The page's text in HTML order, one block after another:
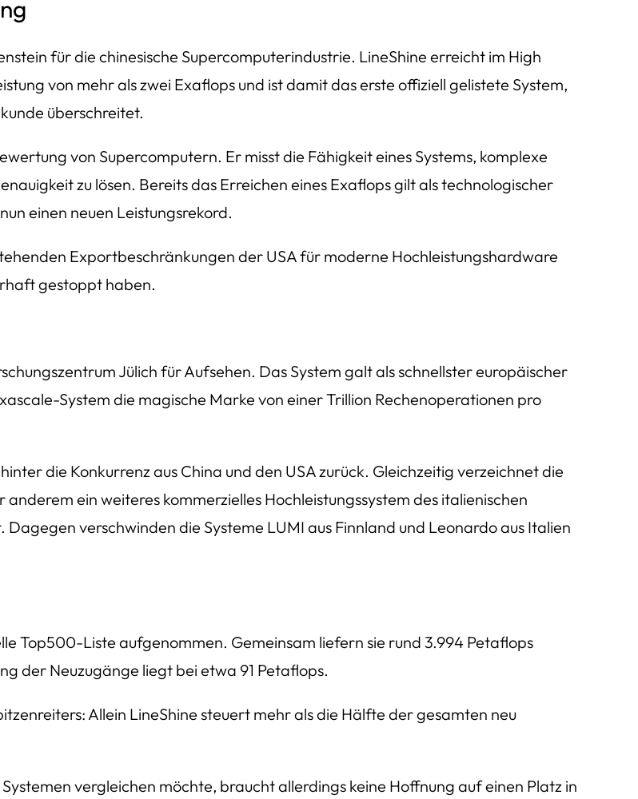
für die chinesische Supercomputerindustrie. LineShine erreicht im High
von mehr als zwei Exaflops und ist damit das erste offiziell gelistete System,
überschreitet.
von Supercomputern. Er misst die Fähigkeit eines Systems, komplexe
zu lösen. Bereits das Erreichen eines Exaflops gilt als technologischer
einen neuen Leistungsrekord.
Exportbeschränkungen der USA für moderne Hochleistungshardware
gestoppt haben.
Jülich für Aufsehen. Das System galt als schnellster europäischer
System die magische Marke von einer Trillion Rechenoperationen pro
die Konkurrenz aus China und den USA zurück. Gleichzeitig verzeichnet die
ein weiteres kommerzielles Hochleistungssystem des italienischen
verschwinden die Systeme LUMI aus Finnland und Leonardo aus Italien
Top500-Liste aufgenommen. Gemeinsam liefern sie rund 3.994 Petaflops
der Neuzugänge liegt bei etwa 91 Petaflops.
Allein LineShine steuert mehr als die Hälfte der gesamten neu
vergleichen möchte, braucht allerdings keine Hoffnung auf einen Platz in